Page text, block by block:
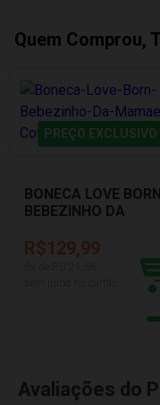
Quem Comprou,
PREÇO EXCLUSIVO
BONECA LOVE BORN
BEBEZINHO DA
2381
R$129,99
Avaliações do